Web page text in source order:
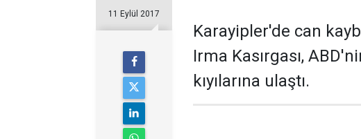
11 Eylül 2017
Karayipler'de can
Irma Kasırgası,
kıyılarına ulaştı.